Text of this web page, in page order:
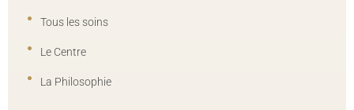
Tous les soins
Le Centre
La Philosophie